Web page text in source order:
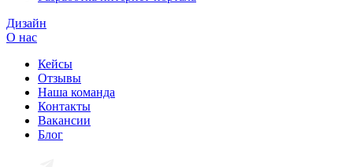
Дизайн
О нас
Кейсы
Отзывы
Наша команда
Контакты
Вакансии
Блог